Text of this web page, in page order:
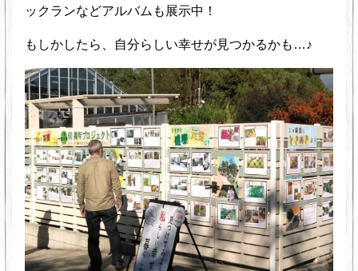
ックランなどアルバムも展示中！
もしかしたら、自分らしい幸せが見つかるかも…♪